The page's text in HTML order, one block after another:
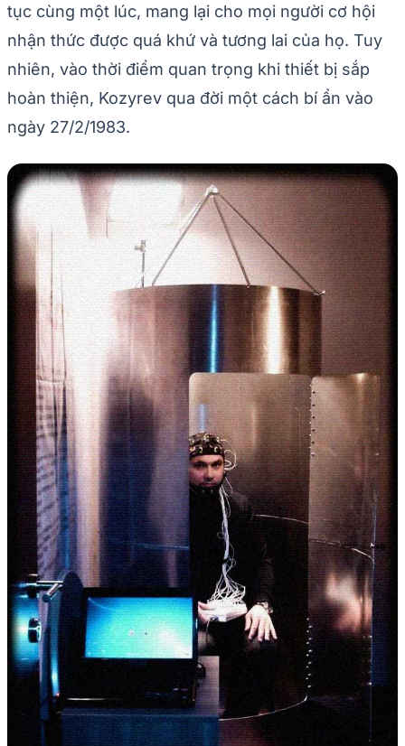
tục cùng một lúc, mang lại cho mọi người cơ hội
nhận thức được quá khứ và tương lai của họ. Tuy
nhiên, vào thời điểm quan trọng khi thiết bị sắp
hoàn thiện, Kozyrev qua đời một cách bí ẩn vào
ngày 27/2/1983.